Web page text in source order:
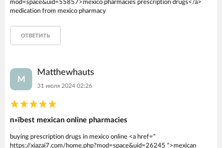
mod=space&uid=55857>mexico pharmacies prescription drugs</a>
medication from mexico pharmacy
ОТВЕТИТЬ
M
Matthewhauts
31 июля 2024 02:26
п»їbest mexican online pharmacies
buying prescription drugs in mexico online <a href="
https://xiazai7.com/home.php?mod=space&uid=26245 ">mexican